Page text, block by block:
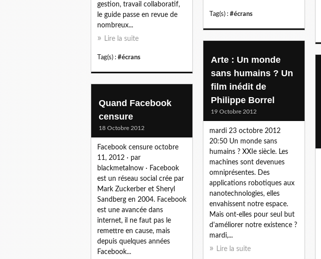
gestion, travail collaboratif,
le guide passe en revue de
nombreux...
Lire la suite
Tag(s) : #écrans
Tag(s) : #écrans
Arte : Un monde
sans humains ? Un
film inédit de
Philippe Borrel
19 Octobre 2012
mardi 23 octobre 2012
20:50 Un monde sans
humains ? XXIe siècle. Les
machines sont devenues
omniprésentes. Des
applications robotiques aux
nanotechnologies, elles
envahissent notre espace.
Mais ont-elles pour seul but
d'améliorer notre existence ?
mardi,...
Lire la suite
Quand Facebook
censure
18 Octobre 2012
Facebook censure octobre
11, 2012 · par
blackmetalnow · Facebook
est un réseau social crée par
Mark Zuckerber et Sheryl
Sandberg en 2004. Facebook
est une avancée dans
internet, il ne faut pas le
remettre en cause, mais
depuis quelques années
Facebook...